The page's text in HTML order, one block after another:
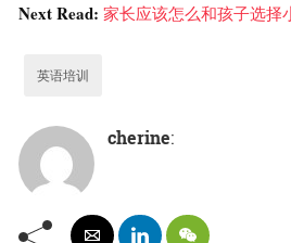
Next Read: 家长应该怎么和孩子选择
英语培训
cherine: